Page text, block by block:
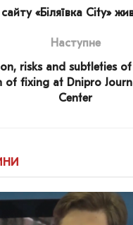
«Біляївка City»
Наступне
risks and subtleties
of fixing at Dnipro
Center